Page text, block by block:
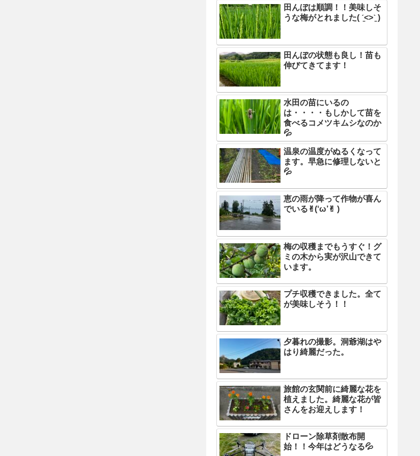
田んぼは順調！！美味しそ
うな梅がとれました( ˊ̱˂˃ˋ̱ )
田んぼの状態も良し！苗も
伸びてきてます！
水田の苗にいるの
は・・・・もしかして苗を
食べるコメツキムシなのか
💦
温泉の温度がぬるくなって
ます。早急に修理しないと
💦
恵の雨が降って作物が喜ん
でいる✌︎(‘ω’✌︎ )
梅の収穫までもうすぐ！グ
ミの木から実が沢山できて
います。
プチ収穫できました。全て
が美味しそう！！
夕暮れの撮影。洞爺湖はや
はり綺麗だった。
旅館の玄関前に綺麗な花を
植えました。綺麗な花が皆
さんをお迎えします！
ドローン除草剤散布開
始！！今年はどうなる💦